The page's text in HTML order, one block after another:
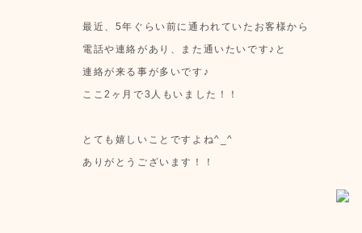
最近、5年ぐらい前に通われていたお客様から
電話や連絡があり、また通いたいです♪と
連絡が来る事が多いです♪
ここ2ヶ月で3人もいました！！
とても嬉しいことですよね^_^
ありがとうございます！！